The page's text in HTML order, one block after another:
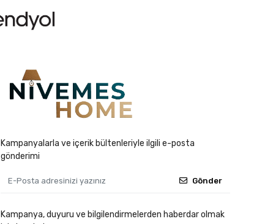
Kampanyalarla ve içerik bültenleriyle ilgili e-posta
gönderimi
Gönder
Kampanya, duyuru ve bilgilendirmelerden haberdar olmak